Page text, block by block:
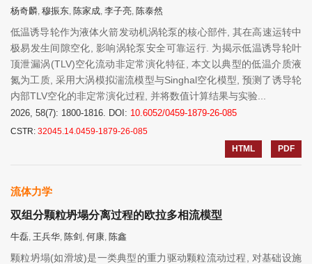
杨奇麟, 穆振东, 陈家成, 李子亮, 陈泰然
低温诱导轮作为液体火箭发动机涡轮泵的核心部件, 其在高速运转中
极易发生间隙空化, 影响涡轮泵安全可靠运行. 为揭示低温诱导轮叶
顶泄漏涡(TLV)空化流动非定常演化特征, 本文以典型的低温介质液
氮为工质, 采用大涡模拟湍流模型与Singhal空化模型, 预测了诱导轮
内部TLV空化的非定常演化过程, 并将数值计算结果与实验...
2026, 58(7): 1800-1816. DOI: 10.6052/0459-1879-26-085
CSTR: 32045.14.0459-1879-26-085
HTML
PDF
流体力学
双组分颗粒坍塌分离过程的欧拉多相流模型
牛磊, 王兵华, 陈剑 , 何康, 陈鑫
颗粒坍塌(如滑坡)是一类典型的重力驱动颗粒流动过程, 对基础设施